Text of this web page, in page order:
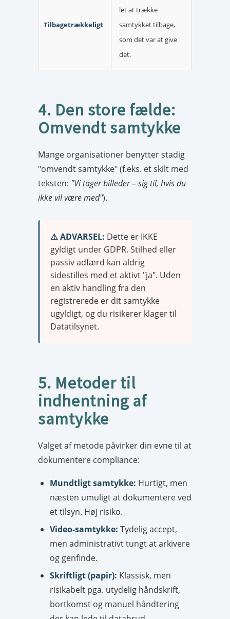
Tilbagetrækkeligt
let at trække
samtykket tilbage,
som det var at give
det.
4. Den store fælde:
Omvendt samtykke
Mange organisationer benytter stadig
"omvendt samtykke" (f.eks. et skilt med
teksten: "Vi tager billeder – sig til, hvis du
ikke vil være med").
⚠️ ADVARSEL: Dette er IKKE
gyldigt under GDPR. Stilhed eller
passiv adfærd kan aldrig
sidestilles med et aktivt "ja". Uden
en aktiv handling fra den
registrerede er dit samtykke
ugyldigt, og du risikerer klager til
Datatilsynet.
5. Metoder til
indhentning af
samtykke
Valget af metode påvirker din evne til at
dokumentere compliance:
Mundtligt samtykke: Hurtigt, men
næsten umuligt at dokumentere ved
et tilsyn. Høj risiko.
Video-samtykke: Tydelig accept,
men administrativt tungt at arkivere
og genfinde.
Skriftligt (papir): Klassisk, men
risikabelt pga. utydelig håndskrift,
bortkomst og manuel håndtering